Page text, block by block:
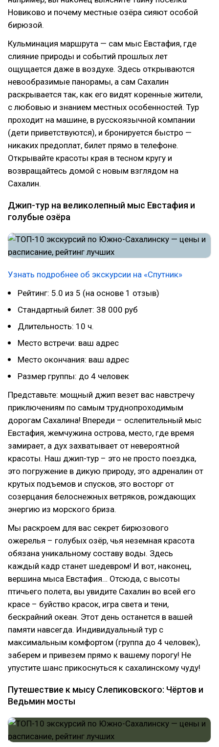
Новиково и почему местные озёра сияют особой
бирюзой.
Кульминация маршрута — сам мыс Евстафия, где
слияние природы и событий прошлых лет
ощущается даже в воздухе. Здесь открываются
невообразимые панорамы, а сам Сахалин
раскрывается так, как его видят коренные жители,
с любовью и знанием местных особенностей. Тур
проходит на машине, в русскоязычной компании
(дети приветствуются), и бронируется быстро —
никаких предоплат, билет прямо в телефоне.
Открывайте красоты края в тесном кругу и
возвращайтесь домой с новым взглядом на
Сахалин.
Джип-тур на великолепный мыс Евстафия и
голубые озёра
Узнать подробнее об экскурсии на «Спутник»
Рейтинг: 5.0 из 5 (на основе 1 отзыв)
Стандартный билет: 38 000 руб
Длительность: 10 ч.
Место встречи: ваш адрес
Место окончания: ваш адрес
Размер группы: до 4 человек
Представьте: мощный джип везет вас навстречу
приключениям по самым труднопроходимым
дорогам Сахалина! Впереди – ослепительный мыс
Евстафия, жемчужина острова, место, где время
замирает, а дух захватывает от невероятной
красоты. Наш джип-тур – это не просто поездка,
это погружение в дикую природу, это адреналин от
крутых подъемов и спусков, это восторг от
созерцания белоснежных ветряков, рождающих
энергию из морского бриза.
Мы раскроем для вас секрет бирюзового
ожерелья – голубых озёр, чья неземная красота
обязана уникальному составу воды. Здесь
каждый кадр станет шедевром! И вот, наконец,
вершина мыса Евстафия… Отсюда, с высоты
птичьего полета, вы увидите Сахалин во всей его
красе – буйство красок, игра света и тени,
бескрайний океан. Этот день останется в вашей
памяти навсегда. Индивидуальный тур с
максимальным комфортом (группа до 4 человек),
заберем и привезем прямо к вашему порогу! Не
упустите шанс прикоснуться к сахалинскому чуду!
Путешествие к мысу Слепиковского: Чёртов и
Ведьмин мосты